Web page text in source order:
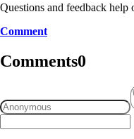
Questions and feedback help
Comment
Comments0